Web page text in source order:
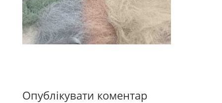
Опублікувати коментар